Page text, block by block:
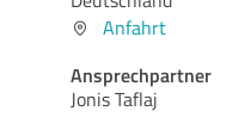
Anfahrt
Ansprechpartner
Jonis Taflaj